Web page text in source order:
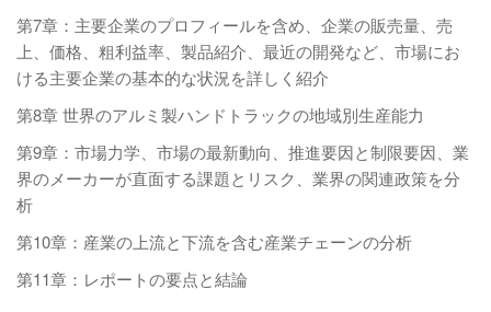
第7章：主要企業のプロフィールを含め、企業の販売量、売
上、価格、粗利益率、製品紹介、最近の開発など、市場にお
ける主要企業の基本的な状況を詳しく紹介
第8章 世界のアルミ製ハンドトラックの地域別生産能力
第9章：市場力学、市場の最新動向、推進要因と制限要因、業
界のメーカーが直面する課題とリスク、業界の関連政策を分
析
第10章：産業の上流と下流を含む産業チェーンの分析
第11章：レポートの要点と結論